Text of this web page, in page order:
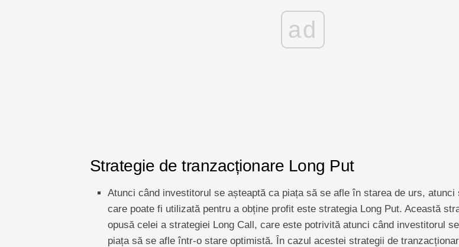
ad
Strategie de tranzacționare Long Put
Atunci când investitorul se așteaptă ca piața să se afle în starea de urs, atunci
care poate fi utilizată pentru a obține profit este strategia Long Put. Această
opusă celei a strategiei Long Call, care este potrivită atunci când investitorul
piața să se afle într-o stare optimistă. În cazul acestei strategii de